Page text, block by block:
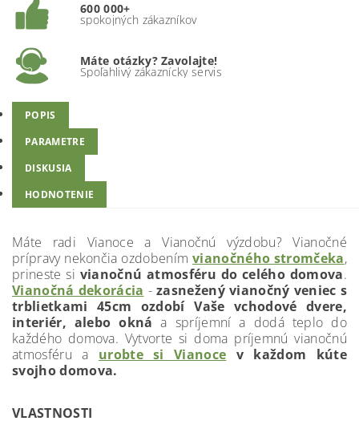
600 000+
spokojných zákazníkov
Máte otázky? Zavolajte!
Spoľahlivý zákaznícky servis
POPIS
PARAMETRE
DISKUSIA
HODNOTENIE
Máte radi Vianoce a Vianočnú výzdobu? Vianočné
prípravy nekončia ozdobením vianočného stromčeka,
prineste si vianočnú atmosféru do celého domova.
Vianočná dekorácia -zasnežený vianočný veniec s
trblietkami 45cm ozdobí Vaše vchodové dvere,
interiér, alebo oknáa spríjemní a dodá teplo do
každého domova. Vytvorte si doma príjemnú vianočnú
atmosféru a urobte si Vianoce v každom kúte
svojho domova.
VLASTNOSTI